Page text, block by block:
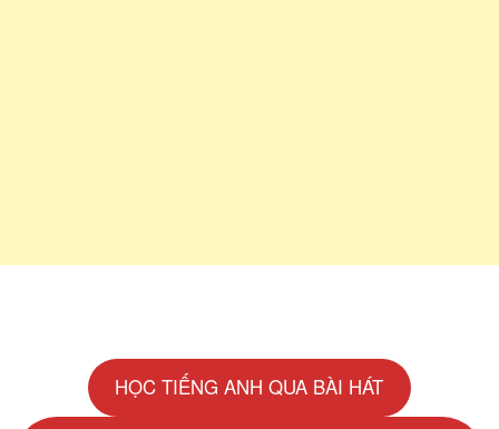
HỌC TIẾNG ANH QUA BÀI HÁT